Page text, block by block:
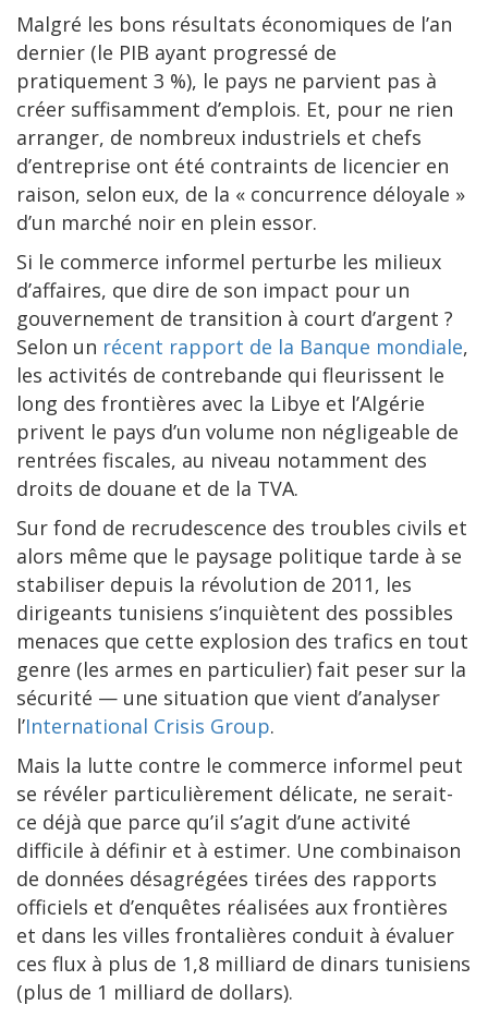
Malgré les bons résultats économiques de l’an
dernier (le PIB ayant progressé de
pratiquement 3 %), le pays ne parvient pas à
créer suffisamment d’emplois. Et, pour ne rien
arranger, de nombreux industriels et chefs
d’entreprise ont été contraints de licencier en
raison, selon eux, de la « concurrence déloyale »
d’un marché noir en plein essor.
Si le commerce informel perturbe les milieux
d’affaires, que dire de son impact pour un
gouvernement de transition à court d’argent ?
Selon un récent rapport de la Banque mondiale,
les activités de contrebande qui fleurissent le
long des frontières avec la Libye et l’Algérie
privent le pays d’un volume non négligeable de
rentrées fiscales, au niveau notamment des
droits de douane et de la TVA.
Sur fond de recrudescence des troubles civils et
alors même que le paysage politique tarde à se
stabiliser depuis la révolution de 2011, les
dirigeants tunisiens s’inquiètent des possibles
menaces que cette explosion des trafics en tout
genre (les armes en particulier) fait peser sur la
sécurité — une situation que vient d’analyser
l’International Crisis Group.
Mais la lutte contre le commerce informel peut
se révéler particulièrement délicate, ne serait-
ce déjà que parce qu’il s’agit d’une activité
difficile à définir et à estimer. Une combinaison
de données désagrégées tirées des rapports
officiels et d’enquêtes réalisées aux frontières
et dans les villes frontalières conduit à évaluer
ces flux à plus de 1,8 milliard de dinars tunisiens
(plus de 1 milliard de dollars).